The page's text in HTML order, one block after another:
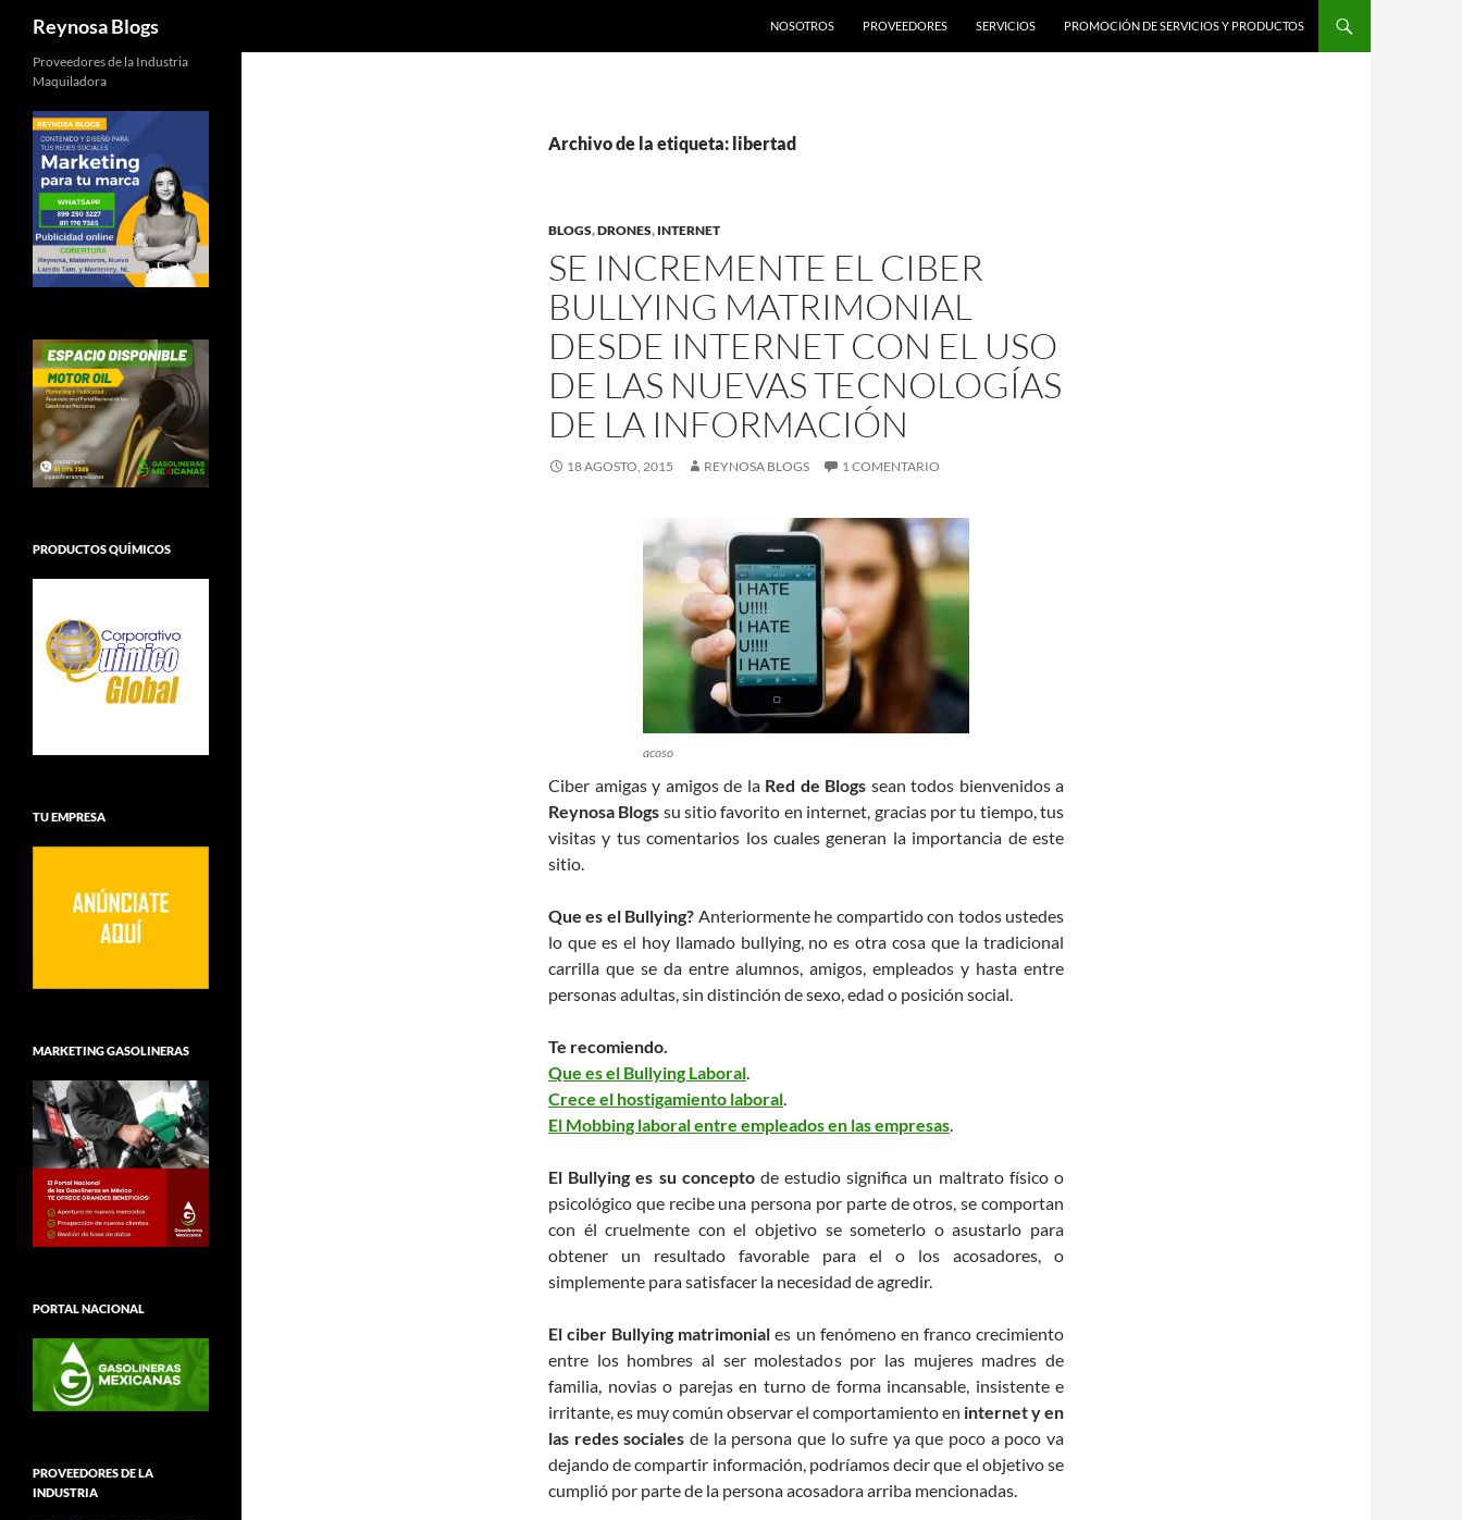
Reynosa Blogs
NOSOTROS
PROVEEDORES SERVICIOS PROMOCIÓN DE SERVICIOS Y PRODUCTOS
Archivo de la etiqueta: libertad
BLOGS,DRONES, INTERNET
SE INCREMENTE EL CIBER
BULLYING MATRIMONIAL
DESDE INTERNET CON EL USO
DE LAS NUEVAS TECNOLOGÍAS
DE LA INFORMACIÓN
18 AGOSTO, 2015 REYNOSA BLOGS 1 COMENTARIO
acoso
Ciber amigas y amigos de la Red de Blogs sean todos bienvenidos a
Reynosa Blogs su sitio favorito en internet, gracias por tu tiempo, tus
visitas y tus comentarios los cuales generan la importancia de este
sitio.
Que es el Bullying? Anteriormente he compartido con todos ustedes
lo que es el hoy llamado bullying, no es otra cosa que la tradicional
carrilla que se da entre alumnos, amigos, empleados y hasta entre
personas adultas, sin distinción de sexo, edad o posición social.
Te recomiendo.
Que es el Bullying Laboral.
Crece el hostigamiento laboral.
El Mobbing laboral entre empleados en las empresas.
El Bullying es su conceptode estudio significa un maltrato físico o
psicológico que recibe una persona por parte de otros, se comportan
con él cruelmente con el objetivo se someterlo o asustarlo para
obtener un resultado favorable para el o los acosadores, o
simplemente para satisfacer la necesidad de agredir.
El ciber Bullying matrimonial es un fenómeno en franco crecimiento
entre los hombres al ser molestados por las mujeres madres de
familia, novias o parejas en turno de forma incansable, insistente e
irritante, es muy común observar el comportamiento en internet y en
las redes sociales de la persona que lo sufre ya que poco a poco va
dejando de compartir información, podríamos decir que el objetivo se
cumplió por parte de la persona acosadora arriba mencionadas.
Proveedores de la Industria
Maquiladora
PRODUCTOS QUÍMICOS
TU EMPRESA
MARKETING GASOLINERAS
PORTAL NACIONAL
PROVEEDORES DE LA
INDUSTRIA